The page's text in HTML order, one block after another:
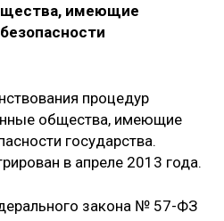
имеющие
процедур
общества, имеющие
государства.
в апреле 2013 года.
закона № 57-ФЗ